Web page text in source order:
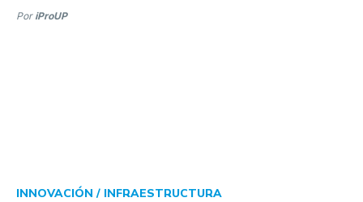
Por iProUP
INNOVACIÓN / INFRAESTRUCTURA